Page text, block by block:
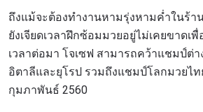
ถึงแม้จะต้องทำงานหามรุ่งหามค่ำในร้า
ยังเจียดเวลาฝึกซ้อมมวยอยู่ไม่เคยขาด
เวลาต่อมา โจเซฟ สามารถคว้าแชมป์ต่
อิตาลีและยุโรป รวมถึงแชมป์โลกมวยไท
กุมภาพันธ์ 2560
คู่แข่ง
อีเวนต์
และสิทธิพิเศษในการเลือกที่นั่งที่ดีที่
อีเมล
ชื่อ